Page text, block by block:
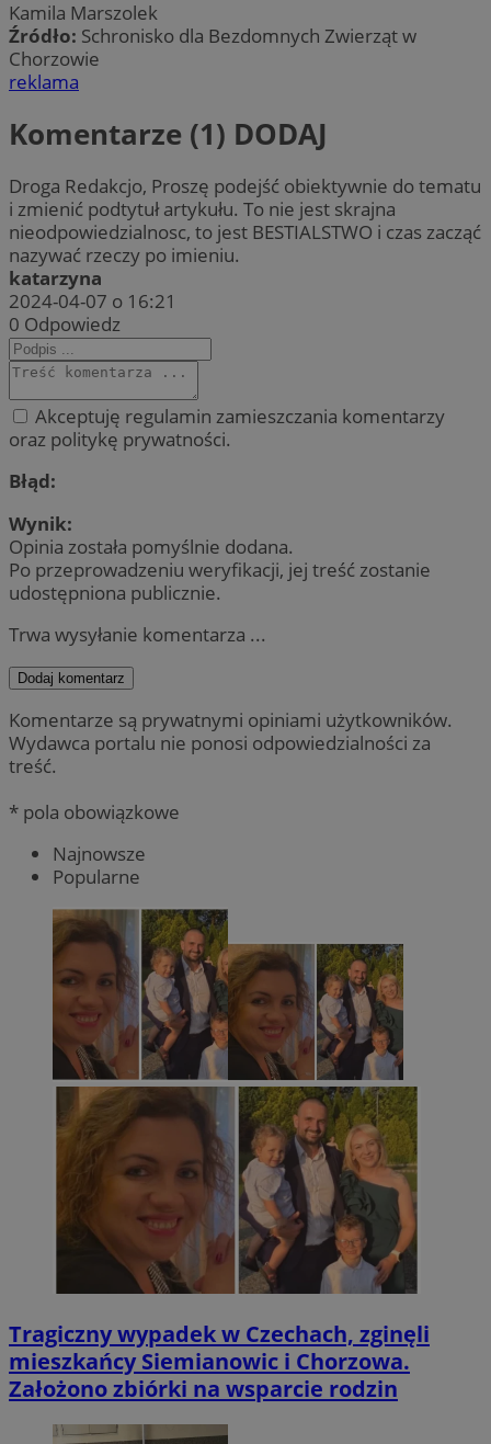
Kamila Marszolek
Źródło: Schronisko dla Bezdomnych Zwierząt w
Chorzowie
reklama
Komentarze (1) DODAJ
Droga Redakcjo, Proszę podejść obiektywnie do tematu
i zmienić podtytuł artykułu. To nie jest skrajna
nieodpowiedzialnosc, to jest BESTIALSTWO i czas zacząć
nazywać rzeczy po imieniu.
katarzyna
2024-04-07 o 16:21
0 Odpowiedz
Akceptuję regulamin zamieszczania komentarzy
oraz politykę prywatności.
Błąd:
Wynik:
Opinia została pomyślnie dodana.
Po przeprowadzeniu weryfikacji, jej treść zostanie
udostępniona publicznie.
Trwa wysyłanie komentarza ...
Dodaj komentarz
Komentarze są prywatnymi opiniami użytkowników.
Wydawca portalu nie ponosi odpowiedzialności za
treść.
* pola obowiązkowe
Najnowsze
Popularne
Tragiczny wypadek w Czechach, zginęli
mieszkańcy Siemianowic i Chorzowa.
Założono zbiórki na wsparcie rodzin